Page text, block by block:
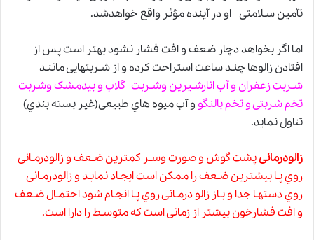
تأمین سـلامتی او در آینده مؤثر واقع خواهدشد.
اما اگر بخواهد دچار ضعف و افت فشار نشود بهتر است پس از
افتادن زالوها چنـد ساعت استراحت کرده و از شـربتهایی ماننـد
شـربت زعفران و آب انارشـیرین وشـربت گلاب و بیدمشک وشربت
تخم شربتی و تخم بالنگو و آب میوه هاي طبیعی(غیر بسته بندي)
تناول نماید.
زالودرمانیپشت گوش و صورت وسـر کمترین ضـعف و زالودرمـانی
روي پـا بیشترین ضـعف را ممکن است ایجـاد نمایـد و زالودرمـانی
روي دستهـا جدا و بـاز زالو درمـانی روي پـا انجـام شود احتمـال ضـعف
و افت فشارخون بیشتر از زمانی است که متوسـط را دارا است.